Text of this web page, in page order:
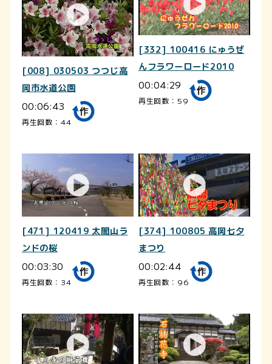
[008] 030503 つつじ高
岡市水道公園
00:06:43
再生回数：44
[332] 100416 にゅうぜ
んフラワーロード2010
00:04:29
再生回数：59
[471] 120419 太閤山ラ
ンドの桜
00:03:30
再生回数：34
[374] 100805 高岡七夕
まつり
00:02:44
再生回数：96